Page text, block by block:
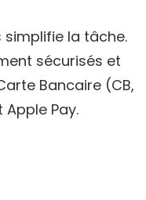
simplifie la tâche.
sécurisés et
Bancaire (CB,
Pay.